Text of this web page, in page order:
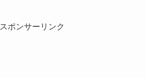
スポンサーリンク